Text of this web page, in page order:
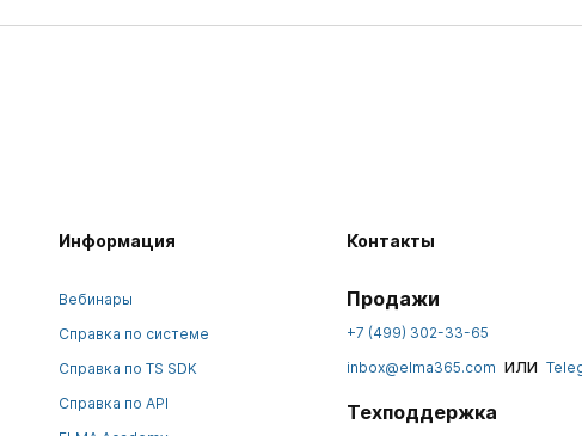
Информация
Вебинары
Справка по системе
Справка по TS SDK
Справка по API
Контакты
Продажи
+7 (499) 302-33-65
inbox@elma365.com или
Техподдержка